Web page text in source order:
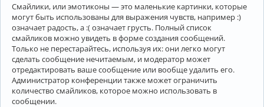
Смайлики, или эмотиконы — это маленькие картинки, которые
могут быть использованы для выражения чувств, например :)
означает радость, а :( означает грусть. Полный список
смайликов можно увидеть в форме создания сообщений.
Только не перестарайтесь, используя их: они легко могут
сделать сообщение нечитаемым, и модератор может
отредактировать ваше сообщение или вообще удалить его.
Администратор конференции также может ограничить
количество смайликов, которое можно использовать в
сообщении.